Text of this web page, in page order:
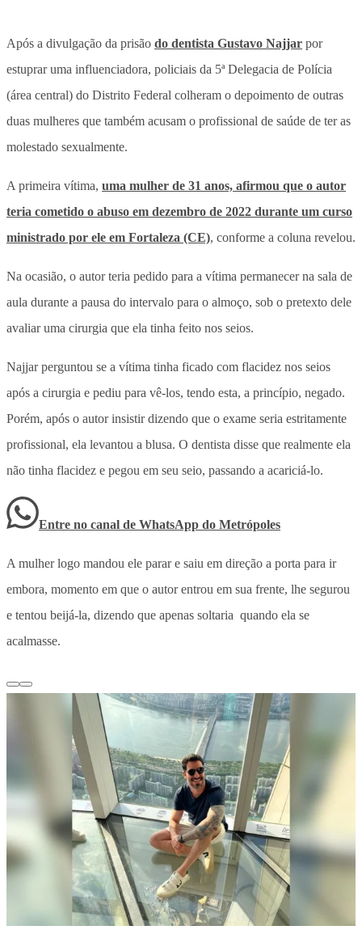
Após a divulgação da prisão do dentista Gustavo Najjar por
estuprar uma influenciadora, policiais da 5ª Delegacia de Polícia
(área central) do Distrito Federal colheram o depoimento de outras
duas mulheres que também acusam o profissional de saúde de ter as
molestado sexualmente.
A primeira vítima, uma mulher de 31 anos, afirmou que o autor
teria cometido o abuso em dezembro de 2022 durante um curso
ministrado por ele em Fortaleza (CE), conforme a coluna revelou.
Na ocasião, o autor teria pedido para a vítima permanecer na sala de
aula durante a pausa do intervalo para o almoço, sob o pretexto dele
avaliar uma cirurgia que ela tinha feito nos seios.
Najjar perguntou se a vítima tinha ficado com flacidez nos seios
após a cirurgia e pediu para vê-los, tendo esta, a princípio, negado.
Porém, após o autor insistir dizendo que o exame seria estritamente
profissional, ela levantou a blusa. O dentista disse que realmente ela
não tinha flacidez e pegou em seu seio, passando a acariciá-lo.
Entre no canal de WhatsApp do Metrópoles
A mulher logo mandou ele parar e saiu em direção a porta para ir
embora, momento em que o autor entrou em sua frente, lhe segurou
e tentou beijá-la, dizendo que apenas soltaria quando ela se
acalmasse.